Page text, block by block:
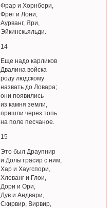
Фрар и Хорнбори,
Фрег и Лони,
Аурванг, Яри,
Эйкинскьяльди.
14
Еще надо карликов
Двалина войска
роду людскому
назвать до Ловара;
они появились
из камня земли,
пришли через топь
на поле песчаное.
15
Это был Драупнир
и Дольгтрасир с ним,
Хар и Хаугспори,
Хлеванг и Глои,
Дори и Ори,
Дув и Андвари,
Скирвир, Вирвир,